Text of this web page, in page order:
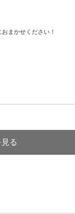
まかせください！
る